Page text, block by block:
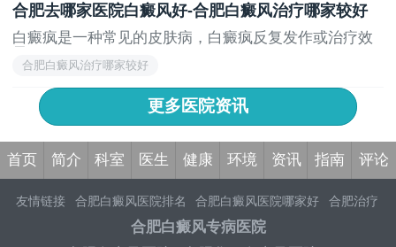
合肥去哪家医院白癜风好-合肥白癜风治疗哪家较好
白癜疯是一种常见的皮肤病，白癜疯反复发作或治疗效
合肥白癜风治疗哪家较好
更多医院资讯
首页 简介 科室 医生 健康 环境 资讯 指南 评论
友情链接 合肥白癜风医院排名 合肥白癜风医院哪家好
合肥治疗
合肥白癜风医院哪家治疗好
合肥白癜风医院哪里看
合肥白癜风专病医院